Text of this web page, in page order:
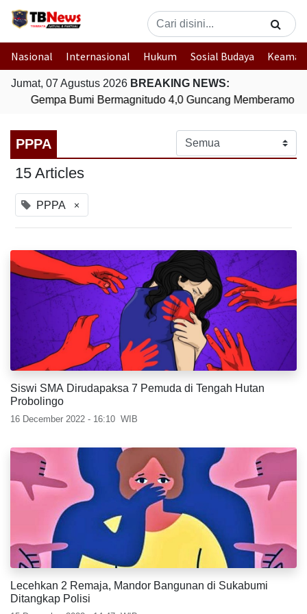
Nasional Internasional Hukum Sosial Budaya
Jumat, 07 Agustus 2026 BREAKING NEWS:
Gempa Bumi Bermagnitudo 4,0 Guncang Memberamo
PPPA
15 Articles
PPPA ×
Siswi SMA Dirudapaksa 7 Pemuda di Tengah Hutan
Probolingo
16 December 2022 - 16:10 WIB
Lecehkan 2 Remaja, Mandor Bangunan di Sukabumi
Ditangkap Polisi